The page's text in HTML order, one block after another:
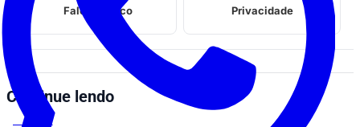
Fale conosco Privacidade
Continue lendo
ESPIA AÍ